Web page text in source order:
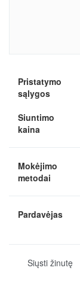
Pristatymo
sąlygos
Siuntimo
kaina
Mokėjimo
metodai
Pardavėjas
Siųsti žinutę